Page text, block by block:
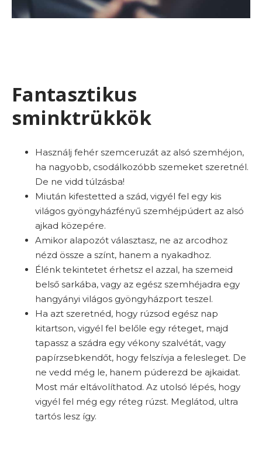
Fantasztikus
sminktrükkök
Használj fehér szemceruzát az alsó szemhéjon,
ha nagyobb, csodálkozóbb szemeket szeretnél.
De ne vidd túlzásba!
Miután kifestetted a szád, vigyél fel egy kis
világos gyöngyházfényű szemhéjpúdert az alsó
ajkad közepére.
Amikor alapozót választasz, ne az arcodhoz
nézd össze a színt, hanem a nyakadhoz.
Élénk tekintetet érhetsz el azzal, ha szemeid
belső sarkába, vagy az egész szemhéjadra egy
hangyányi világos gyöngyházport teszel.
Ha azt szeretnéd, hogy rúzsod egész nap
kitartson, vigyél fel belőle egy réteget, majd
tapassz a szádra egy vékony szalvétát, vagy
papírzsebkendőt, hogy felszívja a felesleget. De
ne vedd még le, hanem púderezd be ajkaidat.
Most már eltávolíthatod. Az utolsó lépés, hogy
vigyél fel még egy réteg rúzst. Meglátod, ultra
tartós lesz így.